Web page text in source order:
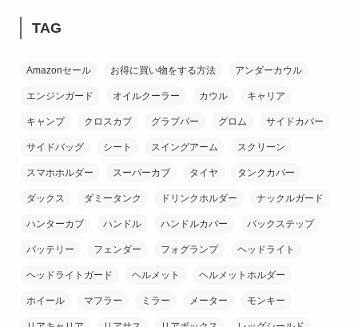
(26)
TAG
Amazonセール お得に買い物をする方法 アンダーカウル
エンジンガード オイルクーラー カウル キャリア
キャンプ クロスカブ グラブバー グロム サイドカバー
サイドバッグ シート スイングアーム スクリーン
スマホホルダー スーパーカブ タイヤ タンクカバー
ダックス ダミータンク ドリンクホルダー ナックルガード
ハンターカブ ハンドル ハンドルカバー バックステップ
バッテリー フェンダー フォグランプ ヘッドライト
ヘッドライトガード ヘルメット ヘルメットホルダー
ホイール マフラー ミラー メーター モンキー